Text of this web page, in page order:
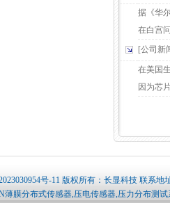
据《华
在白宫
[公司新
在美国
因为芯
号-11 版权所有：长显科技 联系地
薄膜分布式传感器,压电传感器,压力分布测